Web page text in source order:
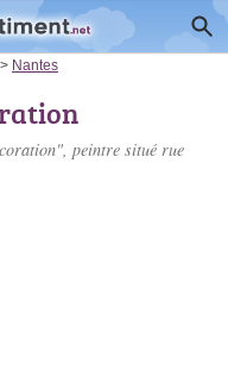
> Nantes
peintre situé rue